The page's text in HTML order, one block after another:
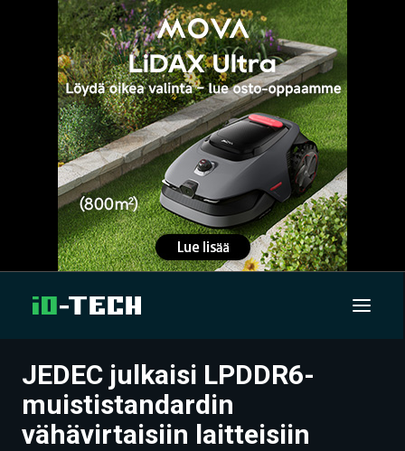
UUTISET
ARTIKKELIT
JEDEC julkaisi LPDDR6-
muististandardin
vähävirtaisiin laitteisiin